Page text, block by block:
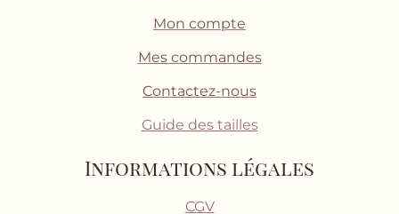
Mon compte
Mes commandes
Contactez-nous
Guide des tailles
Informations légales
CGV